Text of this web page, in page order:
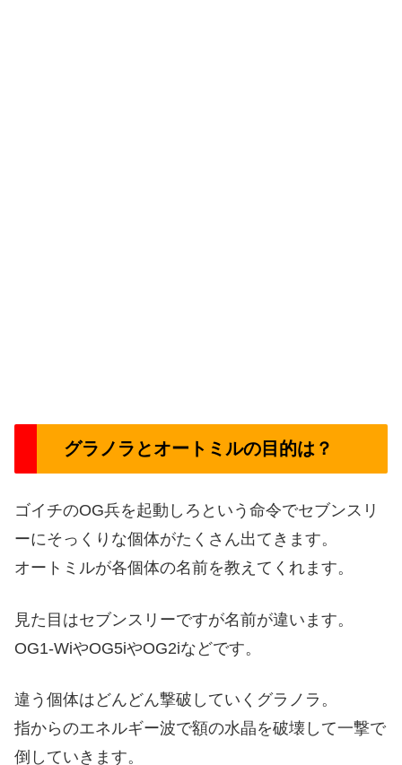
グラノラとオートミルの目的は？
ゴイチのOG兵を起動しろという命令でセブンスリ
ーにそっくりな個体がたくさん出てきます。
オートミルが各個体の名前を教えてくれます。
見た目はセブンスリーですが名前が違います。
OG1-WiやOG5iやOG2iなどです。
違う個体はどんどん撃破していくグラノラ。
指からのエネルギー波で額の水晶を破壊して一撃で
倒していきます。